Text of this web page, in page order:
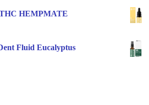
HEMPMATE
Fluid Eucalyptus